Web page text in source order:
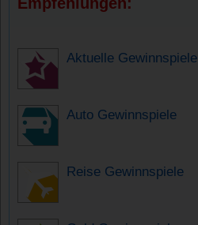
Aktuelle Gewinnspiele
Auto Gewinnspiele
Reise Gewinnspiele